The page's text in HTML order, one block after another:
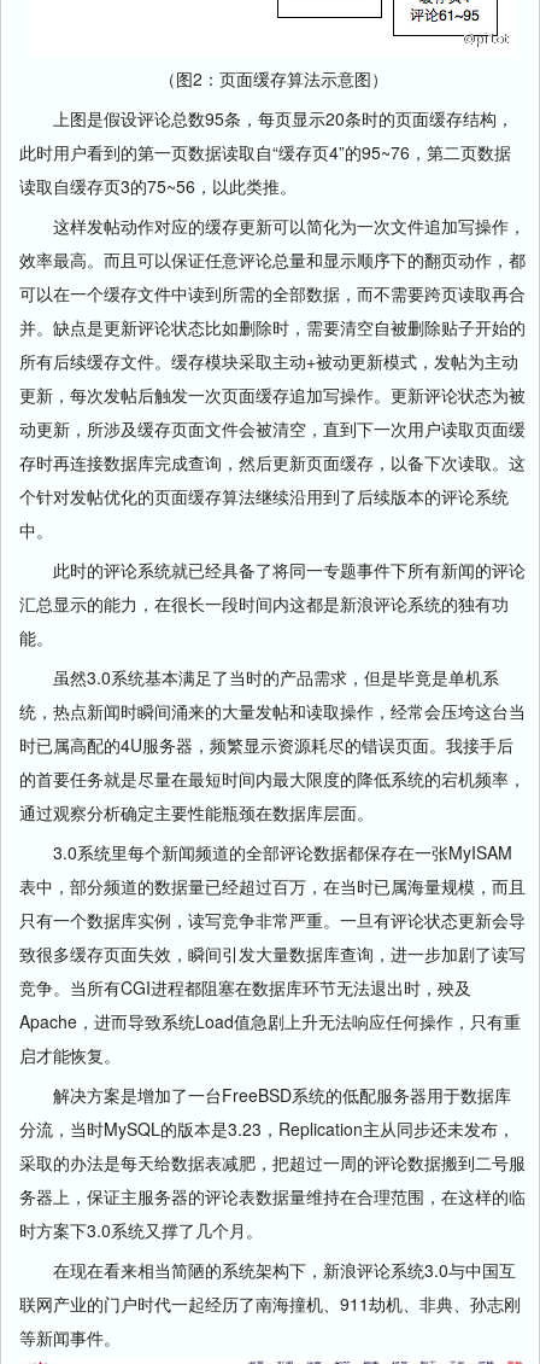
（图2：页面缓存算法示意图）
上图是假设评论总数95条，每页显示20条时的页面缓存结构，
此时用户看到的第一页数据读取自“缓存页4”的95~76，第二页数据
读取自缓存页3的75~56，以此类推。
这样发帖动作对应的缓存更新可以简化为一次文件追加写操作，
效率最高。而且可以保证任意评论总量和显示顺序下的翻页动作，都
可以在一个缓存文件中读到所需的全部数据，而不需要跨页读取再合
并。缺点是更新评论状态比如删除时，需要清空自被删除贴子开始的
所有后续缓存文件。缓存模块采取主动+被动更新模式，发帖为主动
更新，每次发帖后触发一次页面缓存追加写操作。更新评论状态为被
动更新，所涉及缓存页面文件会被清空，直到下一次用户读取页面缓
存时再连接数据库完成查询，然后更新页面缓存，以备下次读取。这
个针对发帖优化的页面缓存算法继续沿用到了后续版本的评论系统
中。
此时的评论系统就已经具备了将同一专题事件下所有新闻的评论
汇总显示的能力，在很长一段时间内这都是新浪评论系统的独有功
能。
虽然3.0系统基本满足了当时的产品需求，但是毕竟是单机系
统，热点新闻时瞬间涌来的大量发帖和读取操作，经常会压垮这台当
时已属高配的4U服务器，频繁显示资源耗尽的错误页面。我接手后
的首要任务就是尽量在最短时间内最大限度的降低系统的宕机频率，
通过观察分析确定主要性能瓶颈在数据库层面。
3.0系统里每个新闻频道的全部评论数据都保存在一张MyISAM
表中，部分频道的数据量已经超过百万，在当时已属海量规模，而且
只有一个数据库实例，读写竞争非常严重。一旦有评论状态更新会导
致很多缓存页面失效，瞬间引发大量数据库查询，进一步加剧了读写
竞争。当所有CGI进程都阻塞在数据库环节无法退出时，殃及
Apache，进而导致系统Load值急剧上升无法响应任何操作，只有重
启才能恢复。
解决方案是增加了一台FreeBSD系统的低配服务器用于数据库
分流，当时MySQL的版本是3.23，Replication主从同步还未发布，
采取的办法是每天给数据表减肥，把超过一周的评论数据搬到二号服
务器上，保证主服务器的评论表数据量维持在合理范围，在这样的临
时方案下3.0系统又撑了几个月。
在现在看来相当简陋的系统架构下，新浪评论系统3.0与中国互
联网产业的门户时代一起经历了南海撞机、911劫机、非典、孙志刚
等新闻事件。